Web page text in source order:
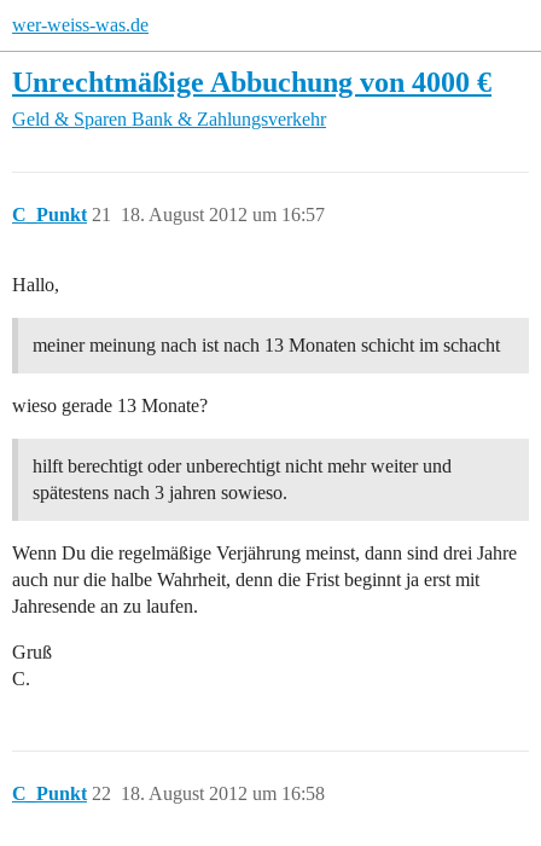
wer-weiss-was.de
Unrechtmäßige Abbuchung von 4000 €
Geld & Sparen Bank & Zahlungsverkehr
C_Punkt 18. August 2012 um 16:57
21
Hallo,
meiner meinung nach ist nach 13 Monaten schicht im schacht
wieso gerade 13 Monate?
hilft berechtigt oder unberechtigt nicht mehr weiter und
spätestens nach 3 jahren sowieso.
Wenn Du die regelmäßige Verjährung meinst, dann sind drei Jahre
auch nur die halbe Wahrheit, denn die Frist beginnt ja erst mit
Jahresende an zu laufen.
Gruß
C.
C_Punkt 18. August 2012 um 16:58
22